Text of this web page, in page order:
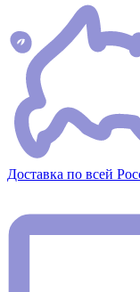
Доставка по всей